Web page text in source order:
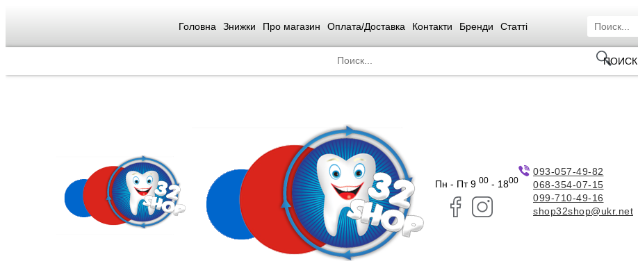
Головна Знижки Про магазин Оплата/Доставка Контакти Бренди Статті
ПОИСК
Пн - Пт 9 00 - 1800
093-057-49-82
068-354-07-15
099-710-49-16
shop32shop@ukr.net